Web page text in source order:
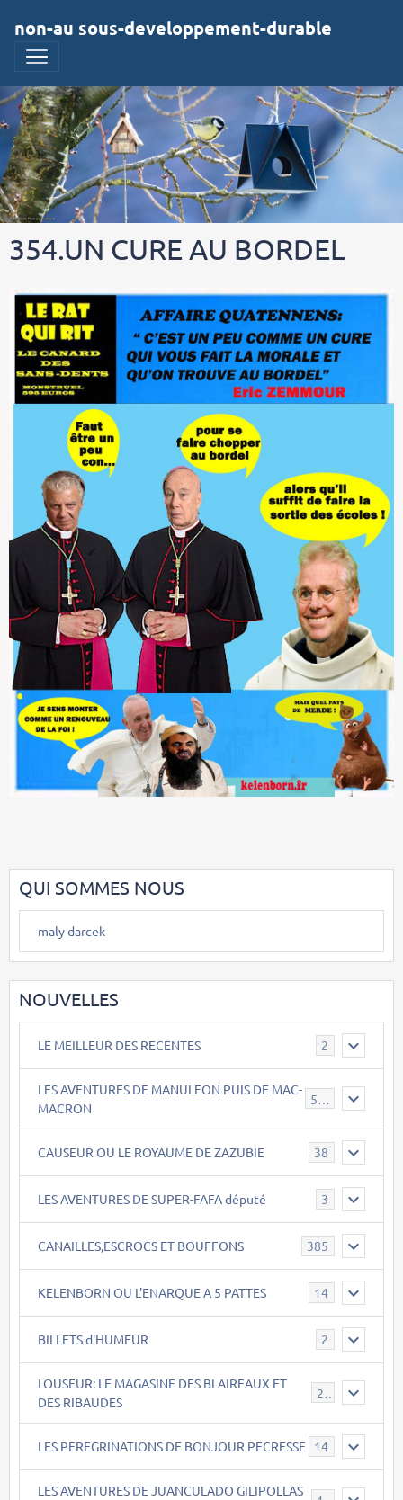
non-au sous-developpement-durable
354.UN CURE AU BORDEL
QUI SOMMES NOUS
maly darcek
NOUVELLES
LE MEILLEUR DES RECENTES 2
LES AVENTURES DE MANULEON PUIS DE MAC-
MACRON
543
CAUSEUR OU LE ROYAUME DE ZAZUBIE 38
LES AVENTURES DE SUPER-FAFA député 3
CANAILLES,ESCROCS ET BOUFFONS 385
KELENBORN OU L'ENARQUE A 5 PATTES 14
BILLETS d'HUMEUR 2
LOUSEUR: LE MAGASINE DES BLAIREAUX ET
DES RIBAUDES
21
LES PEREGRINATIONS DE BONJOUR PECRESSE 14
LES AVENTURES DE JUANCULADO GILIPOLLAS